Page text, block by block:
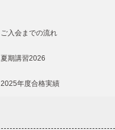
ご入会までの流れ
夏期講習2026
2025年度合格実績